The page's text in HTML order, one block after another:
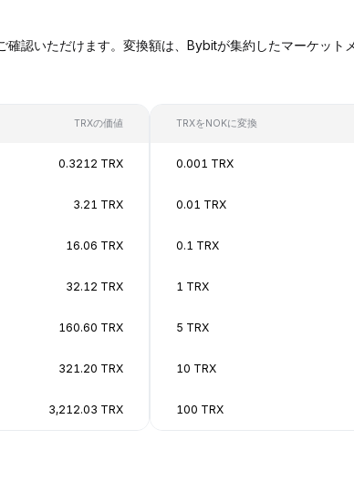
認いただけます。変換額は、Bybitが集約したマーケット
TRXの価値
0.3212 TRX
3.21 TRX
16.06 TRX
32.12 TRX
160.60 TRX
321.20 TRX
3,212.03 TRX
TRXをNOKに変換
0.001 TRX
0.01 TRX
0.1 TRX
1 TRX
5 TRX
10 TRX
100 TRX